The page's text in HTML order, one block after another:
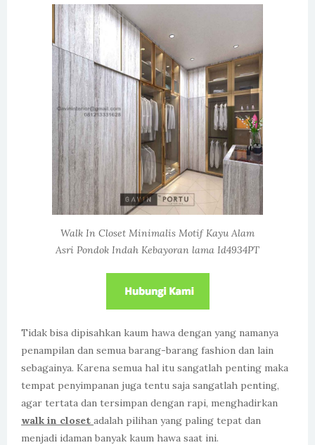
Walk In Closet Minimalis Motif Kayu Alam
Asri Pondok Indah Kebayoran lama Id4934PT
Tidak bisa dipisahkan kaum hawa dengan yang namanya
penampilan dan semua barang-barang fashion dan lain
sebagainya. Karena semua hal itu sangatlah penting maka
tempat penyimpanan juga tentu saja sangatlah penting,
agar tertata dan tersimpan dengan rapi, menghadirkan
walk in closet adalah pilihan yang paling tepat dan
menjadi idaman banyak kaum hawa saat ini.